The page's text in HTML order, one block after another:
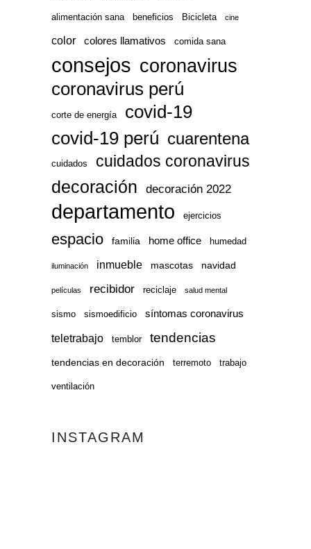
alimentación sana beneficios Bicicleta cine
color colores llamativos comida sana
consejos coronavirus
coronavirus perú
corte de energía
covid-19
covid-19 perú cuarentena
cuidados cuidados coronavirus
decoración decoración 2022
departamento ejercicios
espacio familia home office humedad
iluminación inmueble mascotas navidad
películas recibidor reciclaje salud mental
sismo sismoedificio síntomas coronavirus
teletrabajo temblor tendencias
tendencias en decoración terremoto trabajo
ventilación
INSTAGRAM